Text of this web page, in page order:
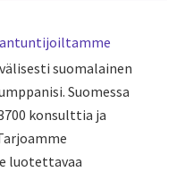
suomalainen
Suomessa
konsulttia ja
luotettavaa